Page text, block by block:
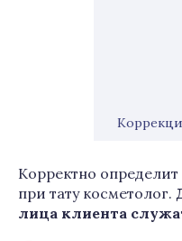
Корректно
при тату косметолог.
лица клиента